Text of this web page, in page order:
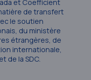
et Coefficient
de transfert
le soutien
du ministère
étrangères, de
internationale,
de la SDC.